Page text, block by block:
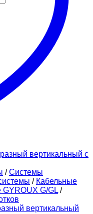
/ Системы
/ Кабельные
GYROUX G/GL /
вертикальный